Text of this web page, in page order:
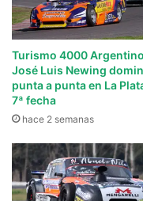
Turismo 4000
José Luis Newing
punta a punta en La
7ª fecha
hace 2 semanas